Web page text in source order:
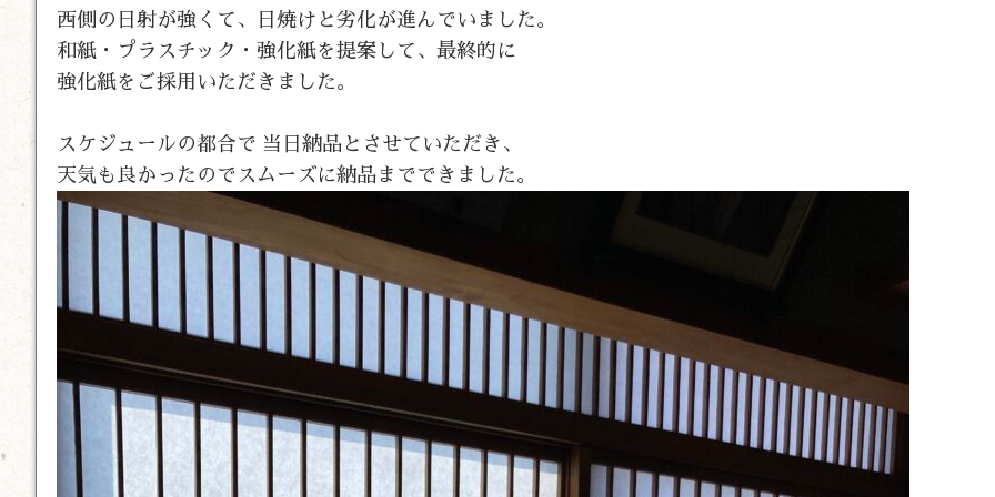
西側の日射が強くて、日焼けと劣化が進んでいました。
和紙・プラスチック・強化紙を提案して、最終的に
強化紙をご採用いただきました。
スケジュールの都合で 当日納品とさせていただき、
天気も良かったのでスムーズに納品までできました。